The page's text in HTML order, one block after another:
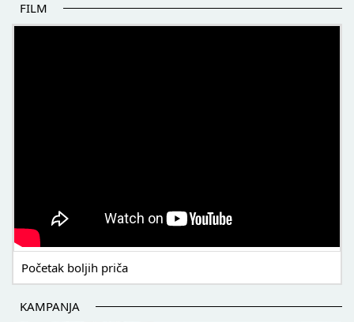
FILM
Početak boljih priča
KAMPANJA